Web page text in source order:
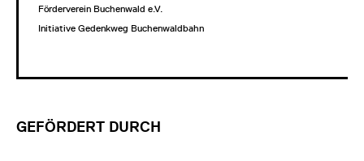
Förderverein Buchenwald e.V.
Initiative Gedenkweg Buchenwaldbahn
GEFÖRDERT DURCH